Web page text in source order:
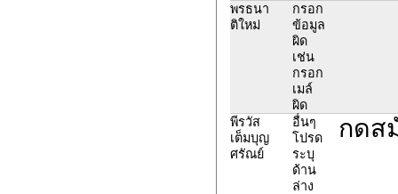
พรธนา
ติใหม่
กรอก
ข้อมูล
ผิด
เช่น
กรอก
เมล์
ผิด
พีรวัส
เต็มบุญ
ศรัณย์
อื่นๆ
โปรด
ระบุ
ด้าน
ล่าง
กดส